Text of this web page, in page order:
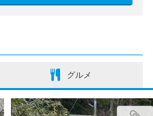
グルメ